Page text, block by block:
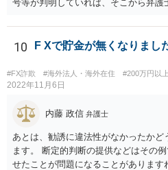
号等が判明していれば、そこから弁
10 F Xで貯金が無くなりまし
#FX詐欺 #海外法人・海外在住 #200万円以上
2022年11月6日
内藤 政信 弁護士
あとは、勧誘に違法性がなかったかど
ます。 断定的判断の提供などはその
せたことが問題になることがありま